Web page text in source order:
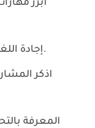
أبرز
إجادة اللغة الإنجليزية من المتطلبات المهمة.
اذكر
المعرفة